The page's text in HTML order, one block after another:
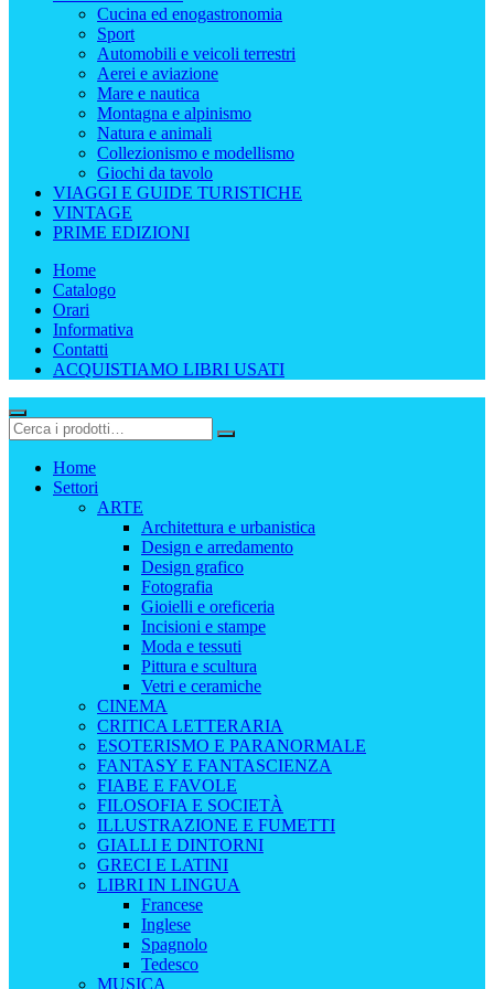
Cucina ed enogastronomia
Sport
Automobili e veicoli terrestri
Aerei e aviazione
Mare e nautica
Montagna e alpinismo
Natura e animali
Collezionismo e modellismo
Giochi da tavolo
VIAGGI E GUIDE TURISTICHE
VINTAGE
PRIME EDIZIONI
Home
Catalogo
Orari
Informativa
Contatti
ACQUISTIAMO LIBRI USATI
Home
Settori
ARTE
Architettura e urbanistica
Design e arredamento
Design grafico
Fotografia
Gioielli e oreficeria
Incisioni e stampe
Moda e tessuti
Pittura e scultura
Vetri e ceramiche
CINEMA
CRITICA LETTERARIA
ESOTERISMO E PARANORMALE
FANTASY E FANTASCIENZA
FIABE E FAVOLE
FILOSOFIA E SOCIETÀ
ILLUSTRAZIONE E FUMETTI
GIALLI E DINTORNI
GRECI E LATINI
LIBRI IN LINGUA
Francese
Inglese
Spagnolo
Tedesco
MUSICA